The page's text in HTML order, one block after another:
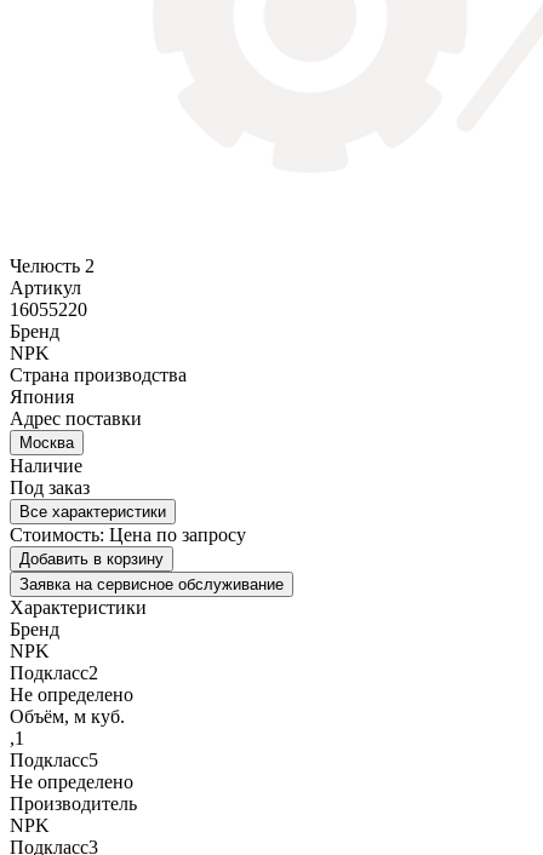
Челюсть 2
Артикул
16055220
Бренд
NPK
Страна производства
Япония
Адрес поставки
Москва
Наличие
Под заказ
Все характеристики
Стоимость: Цена по запросу
Добавить в корзину
Заявка на сервисное обслуживание
Характеристики
Бренд
NPK
Подкласс2
Не определено
Объём, м куб.
,1
Подкласс5
Не определено
Производитель
NPK
Подкласс3